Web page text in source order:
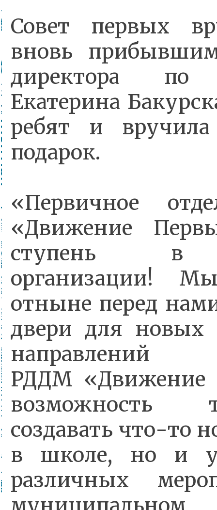
Совет первых
вновь
директора по
Екатерина
ребят и
подарок.
«Первичное
«Движение
ступень в
организации!
отныне перед
двери для новых
направлений
РДДМ «Движение
возможность
создавать что-то
в школе, но и
различных